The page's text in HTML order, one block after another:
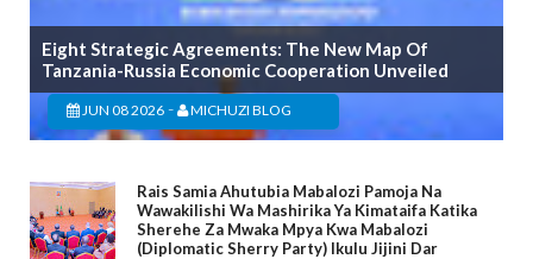
Eight Strategic Agreements: The New Map Of
Tanzania-Russia Economic Cooperation Unveiled
JUN 08 2026 - MICHUZI BLOG
Rais Samia Ahutubia Mabalozi Pamoja Na
Wawakilishi Wa Mashirika Ya Kimataifa Katika
Sherehe Za Mwaka Mpya Kwa Mabalozi
(Diplomatic Sherry Party) Ikulu Jijini Dar